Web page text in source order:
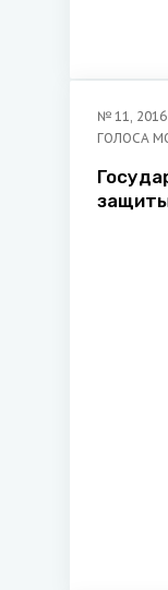
№ 11, 2016
ГОЛОСА